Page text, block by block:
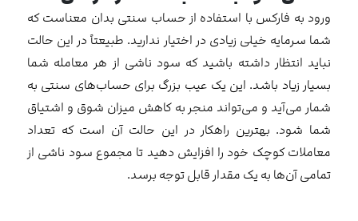
ورود به فارکس با استفاده از حساب سنتی بدان معناست که
شما سرمایه خیلی زیادی در اختیار ندارید. طبیعتاً در این حالت
نباید انتظار داشته باشید که سود ناشی از هر معامله شما
بسیار زیاد باشد. این یک عیب بزرگ برای حساب‌های سنتی به
شمار می‌آید و می‌تواند منجر به کاهش میزان شوق و اشتیاق
شما شود. بهترین راهکار در این حالت آن است که تعداد
معاملات کوچک خود را افزایش دهید تا مجموع سود ناشی از
تمامی آن‌ها به یک مقدار قابل توجه برسد.